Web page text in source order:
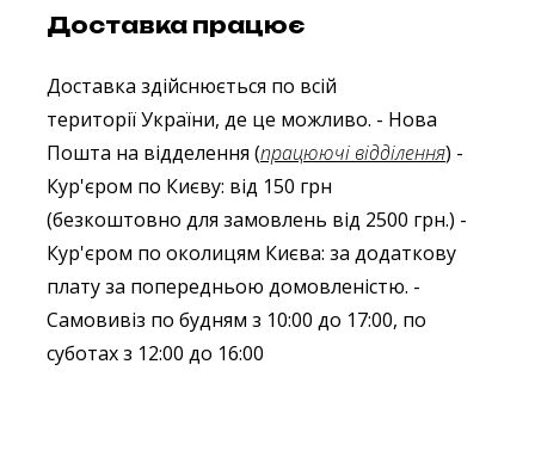
Доставка працює
Доставка здійснюється по всій
території України, де це можливо. - Нова
Пошта на відделення (працюючі відділення) -
Кур'єром по Києву: від 150 грн
(безкоштовно для замовлень від 2500 грн.) -
Кур'єром по околицям Києва: за додаткову
плату за попередньою домовленістю. -
Самовивіз по будням з 10:00 до 17:00, по
суботах з 12:00 до 16:00